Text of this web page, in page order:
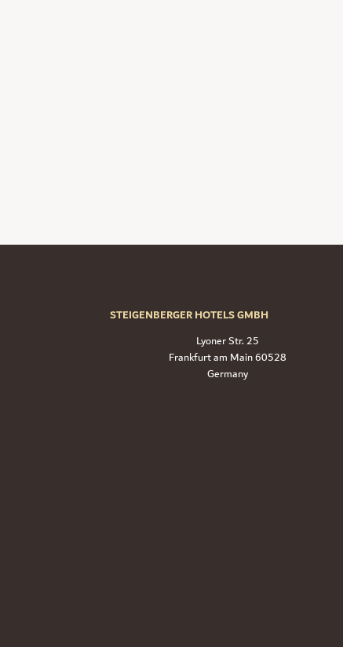
STEIGENBERGER HOTELS GMBH
Lyoner Str. 25
60528 Frankfurt am Main
Germany